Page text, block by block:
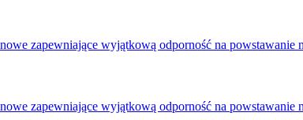
zapewniające wyjątkową odporność na powstawanie
zapewniające wyjątkową odporność na powstawanie